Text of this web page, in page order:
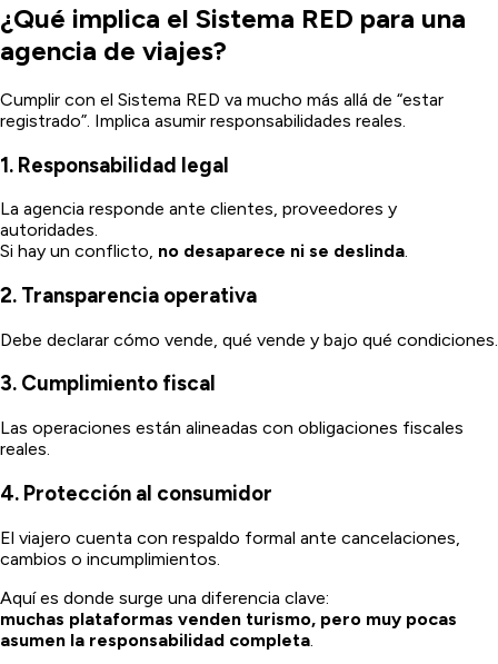
¿Qué implica el Sistema RED para una
agencia de viajes?
Cumplir con el Sistema RED va mucho más allá de “estar
registrado”. Implica asumir responsabilidades reales.
1. Responsabilidad legal
La agencia responde ante clientes, proveedores y
autoridades.
Si hay un conflicto, no desaparece ni se deslinda.
2. Transparencia operativa
Debe declarar cómo vende, qué vende y bajo qué condiciones.
3. Cumplimiento fiscal
Las operaciones están alineadas con obligaciones fiscales
reales.
4. Protección al consumidor
El viajero cuenta con respaldo formal ante cancelaciones,
cambios o incumplimientos.
Aquí es donde surge una diferencia clave:
muchas plataformas venden turismo, pero muy pocas
asumen la responsabilidad completa